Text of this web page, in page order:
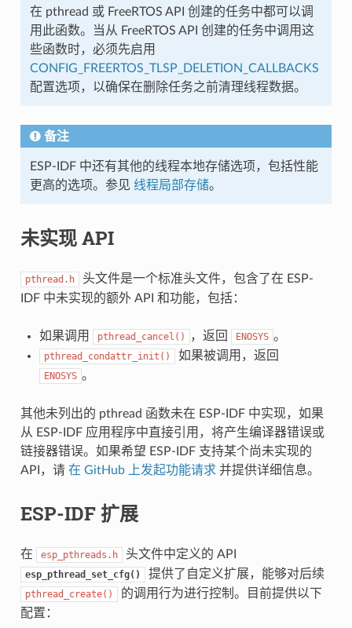
在 pthread 或 FreeRTOS API 创建的任务中都可以调
用此函数。当从 FreeRTOS API 创建的任务中调用这
些函数时，必须先启用
CONFIG_FREERTOS_TLSP_DELETION_CALLBACKS
配置选项，以确保在删除任务之前清理线程数据。
备注
ESP-IDF 中还有其他的线程本地存储选项，包括性能
更高的选项。参见 线程局部存储。
未实现 API
pthread.h
头文件是一个标准头文件，包含了在 ESP-
IDF 中未实现的额外 API 和功能，包括：
如果调用 pthread_cancel() ，返回 ENOSYS 。
pthread_condattr_init() 如果被调用，返回
ENOSYS 。
其他未列出的 pthread 函数未在 ESP-IDF 中实现，如果
从 ESP-IDF 应用程序中直接引用，将产生编译器错误或
链接器错误。如果希望 ESP-IDF 支持某个尚未实现的
API，请 在 GitHub 上发起功能请求 并提供详细信息。
ESP-IDF 扩展
在 esp_pthreads.h 头文件中定义的 API
esp_pthread_set_cfg() 提供了自定义扩展，能够对后续
pthread_create()
的调用行为进行控制。目前提供以下
配置：